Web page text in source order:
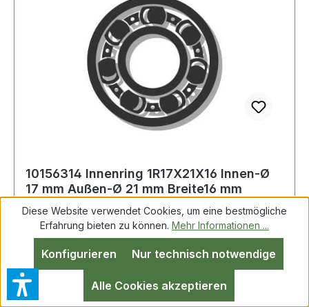
10156314 Innenring 1R17X21X16 Innen-Ø
17 mm Außen-Ø 21 mm Breite16 mm
Innenring 1R17X21X16 ID 17mm AD 21mm
Breite16mm Weitere technische Eigenschaften: ·
Schmierbohrung: ohne Schmierbohrung ·
Laufbahn: feinbearbeitet, Stirnseiten abgeflacht
Diese Website verwendet Cookies, um eine bestmögliche
Erfahrung bieten zu können. Mehr Informationen ...
Nur technisch notwendige
Konfigurieren
Alle Cookies akzeptieren